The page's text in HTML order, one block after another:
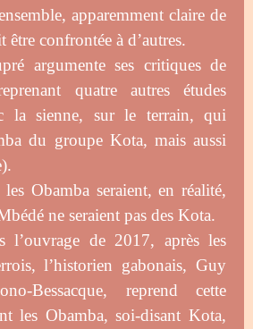
apparemment claire de
confrontée à d’autres.
argumente ses critiques de
quatre autres études
la sienne, sur le terrain, qui
du groupe Kota, mais aussi
Obamba seraient, en réalité,
ne seraient pas des Kota.
l’ouvrage de 2017, après les
l’historien gabonais, Guy
Bessacque, reprend cette
les Obamba, soi-disant Kota,